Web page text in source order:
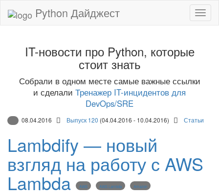
Python Дайджест
IT-новости про Python, которые
стоит знать
Собрали в одном месте самые важные ссылки
и сделали Тренажер IT-инцидентов для
DevOps/SRE
08.04.2016 Выпуск 120 (04.04.2016 - 10.04.2016) Статьи
Lambdify — новый
взгляд на работу с AWS
Lambda AWS AWS Lambda Amazon